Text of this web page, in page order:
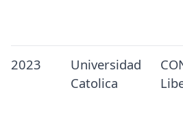
2023
Universidad
Catolica